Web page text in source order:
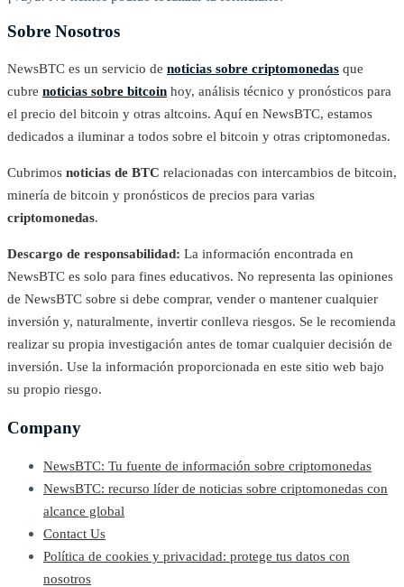
Sobre Nosotros
NewsBTC es un servicio de noticias sobre criptomonedas que
cubre noticias sobre bitcoin hoy, análisis técnico y pronósticos para
el precio del bitcoin y otras altcoins. Aquí en NewsBTC, estamos
dedicados a iluminar a todos sobre el bitcoin y otras criptomonedas.
Cubrimos noticias de BTC relacionadas con intercambios de bitcoin,
minería de bitcoin y pronósticos de precios para varias
criptomonedas.
Descargo de responsabilidad: La información encontrada en
NewsBTC es solo para fines educativos. No representa las opiniones
de NewsBTC sobre si debe comprar, vender o mantener cualquier
inversión y, naturalmente, invertir conlleva riesgos. Se le recomienda
realizar su propia investigación antes de tomar cualquier decisión de
inversión. Use la información proporcionada en este sitio web bajo
su propio riesgo.
Company
NewsBTC: Tu fuente de información sobre criptomonedas
NewsBTC: recurso líder de noticias sobre criptomonedas con
alcance global
Contact Us
Política de cookies y privacidad: protege tus datos con
nosotros